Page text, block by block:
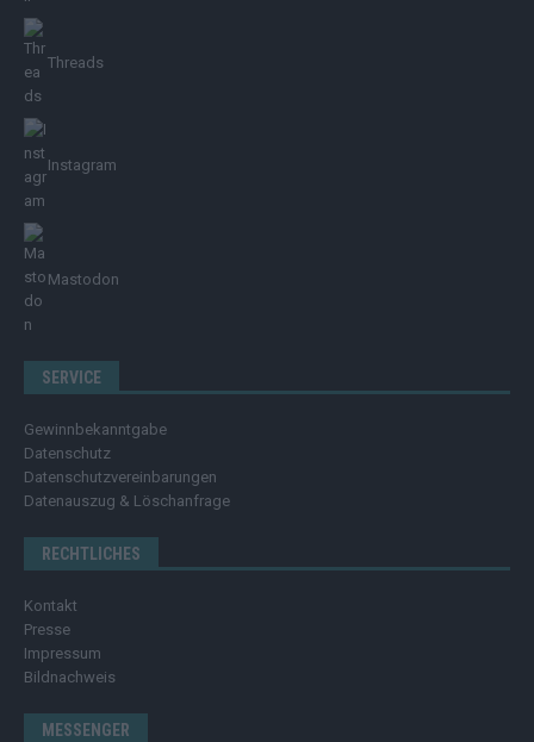
Threads
Instagram
Mastodon
SERVICE
Gewinnbekanntgabe
Datenschutz
Datenschutzvereinbarungen
Datenauszug & Löschanfrage
RECHTLICHES
Kontakt
Presse
Impressum
Bildnachweis
MESSENGER